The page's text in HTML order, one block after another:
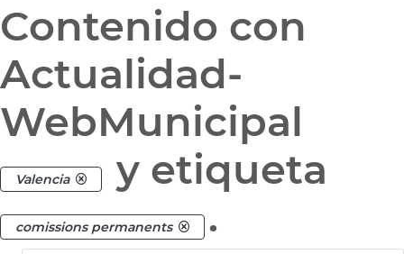
Contenido con
Actualidad-
WebMunicipal
Valencia y etiqueta
comissions permanents .